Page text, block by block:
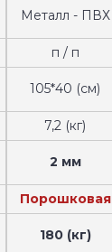
Металл - ПВХ
п / п
105*40 (см)
7,2 (кг)
2 мм
Порошковая
180 (кг)